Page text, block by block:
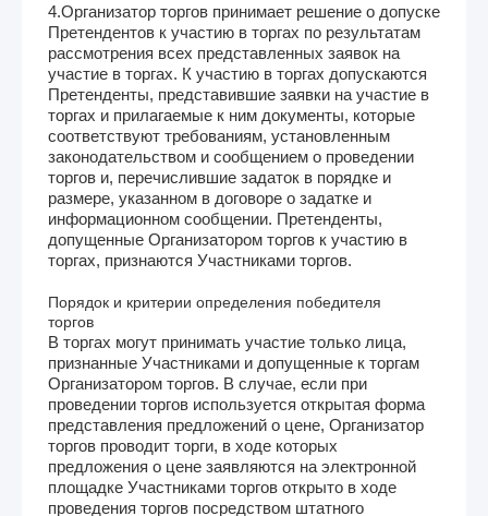
4.Организатор торгов принимает решение о допуске
Претендентов к участию в торгах по результатам
рассмотрения всех представленных заявок на
участие в торгах. К участию в торгах допускаются
Претенденты, представившие заявки на участие в
торгах и прилагаемые к ним документы, которые
соответствуют требованиям, установленным
законодательством и сообщением о проведении
торгов и, перечислившие задаток в порядке и
размере, указанном в договоре о задатке и
информационном сообщении. Претенденты,
допущенные Организатором торгов к участию в
торгах, признаются Участниками торгов.
Порядок и критерии определения победителя
торгов
В торгах могут принимать участие только лица,
признанные Участниками и допущенные к торгам
Организатором торгов. В случае, если при
проведении торгов используется открытая форма
представления предложений о цене, Организатор
торгов проводит торги, в ходе которых
предложения о цене заявляются на электронной
площадке Участниками торгов открыто в ходе
проведения торгов посредством штатного